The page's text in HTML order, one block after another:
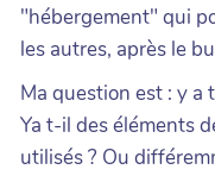
"hébergement" qui
les autres, après le
Ma question est : y a
Ya t-il des éléments
utilisés ? Ou